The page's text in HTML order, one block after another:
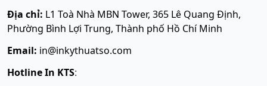
Địa chỉ: L1 Toà Nhà MBN Tower, 365 Lê Quang Định,
Phường Bình Lợi Trung, Thành phố Hồ Chí Minh
Email: in@inkythuatso.com
Hotline In KTS: